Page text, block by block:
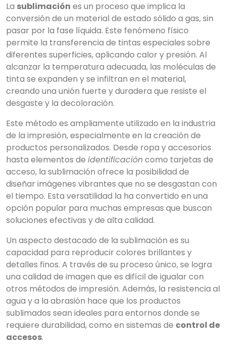
La sublimación es un proceso que implica la
conversión de un material de estado sólido a gas, sin
pasar por la fase líquida. Este fenómeno físico
permite la transferencia de tintas especiales sobre
diferentes superficies, aplicando calor y presión. Al
alcanzar la temperatura adecuada, las moléculas de
tinta se expanden y se infiltran en el material,
creando una unión fuerte y duradera que resiste el
desgaste y la decoloración.
Este método es ampliamente utilizado en la industria
de la impresión, especialmente en la creación de
productos personalizados. Desde ropa y accesorios
hasta elementos de identificacióncomo tarjetas de
acceso, la sublimación ofrece la posibilidad de
diseñar imágenes vibrantes que no se desgastan con
el tiempo. Esta versatilidad la ha convertido en una
opción popular para muchas empresas que buscan
soluciones efectivas y de alta calidad.
Un aspecto destacado de la sublimación es su
capacidad para reproducir colores brillantes y
detalles finos. A través de su proceso único, se logra
una calidad de ima­gen que es difícil de igualar con
otros métodos de impresión. Además, la resistencia al
agua y a la abrasión hace que los productos
sublimados sean ideales para entornos donde se
requiere durabilidad, como en sistemas de control de
accesos.